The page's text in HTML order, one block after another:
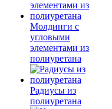
Молдинги с
угловыми
элементами из
полиуретана
Радиусы из
полиуретана